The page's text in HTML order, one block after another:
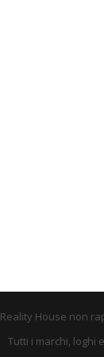
Reality House non
Tutti i marchi, loghi